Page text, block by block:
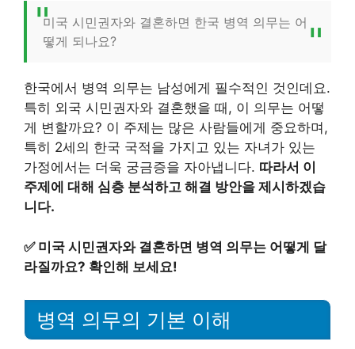
미국 시민권자와 결혼하면 한국 병역 의무는 어
떻게 되나요?
한국에서 병역 의무는 남성에게 필수적인 것인데요.
특히 외국 시민권자와 결혼했을 때, 이 의무는 어떻
게 변할까요? 이 주제는 많은 사람들에게 중요하며,
특히 2세의 한국 국적을 가지고 있는 자녀가 있는
가정에서는 더욱 궁금증을 자아냅니다. 따라서 이
주제에 대해 심층 분석하고 해결 방안을 제시하겠습
니다.
✅ 미국 시민권자와 결혼하면 병역 의무는 어떻게 달
라질까요? 확인해 보세요!
병역 의무의 기본 이해